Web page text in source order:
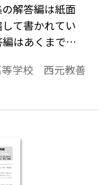
解答編は紙面
て書かれてい
はあくまでも
本稿では、解答
ところ、｢説明
解答をお示しし
等学校 西元教善